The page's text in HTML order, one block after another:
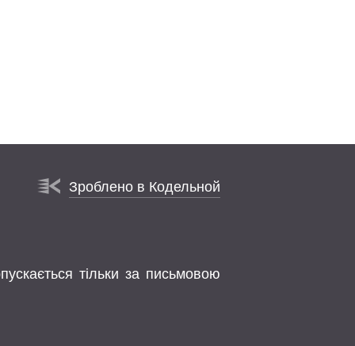
Зроблено в Кодельной
тільки за письмовою